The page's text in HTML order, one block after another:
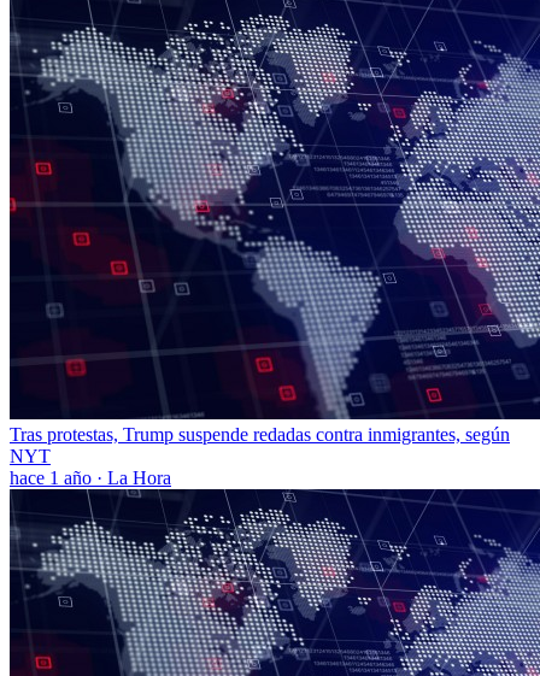
Tras protestas, Trump suspende redadas contra inmigrantes, según
NYT
hace 1 año · La Hora